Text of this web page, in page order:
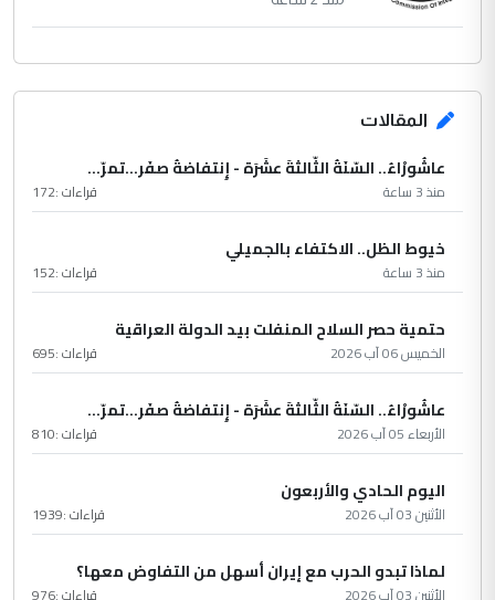
المقالات
عاشُورْاءُ.. السّنَةُ الثّالثةَ عشَرَة - إِنتفاضةُ صفَر…تمرّ...
منذ 3 ساعة قراءات :172
خيوط الظل.. الاكتفاء بالجميلي
منذ 3 ساعة قراءات :152
حتمية حصر السلاح المنفلت بيد الدولة العراقية
الخميس 06 آب 2026 قراءات :695
عاشُورْاءُ.. السّنَةُ الثّالثةَ عشَرَة - إِنتفاضةُ صفَر…تمرّ...
الأربعاء 05 آب 2026 قراءات :810
اليوم الحادي والأربعون
الأثنين 03 آب 2026 قراءات :1939
لماذا تبدو الحرب مع إيران أسهل من التفاوض معها؟
الأثنين 03 آب 2026 قراءات :976